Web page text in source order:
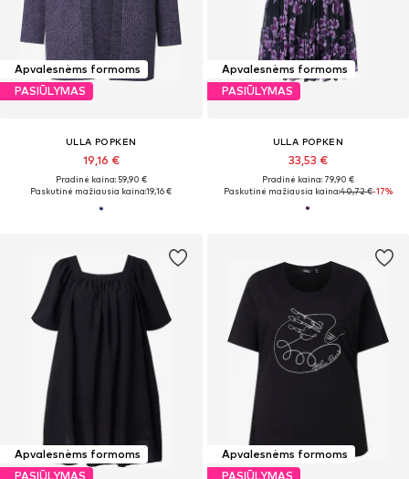
Apvalesnėms formoms
PASIŪLYMAS
ULLA POPKEN
19,16 €
Pradinė kaina: 59,90 €
Paskutinė mažiausia kaina:19,16 €
Apvalesnėms formoms
PASIŪLYMAS
ULLA POPKEN
33,53 €
Pradinė kaina: 79,90 €
Paskutinė mažiausia kaina:40,72 €-17%
Apvalesnėms formoms
PASIŪLYMAS
Apvalesnėms formoms
PASIŪLYMAS